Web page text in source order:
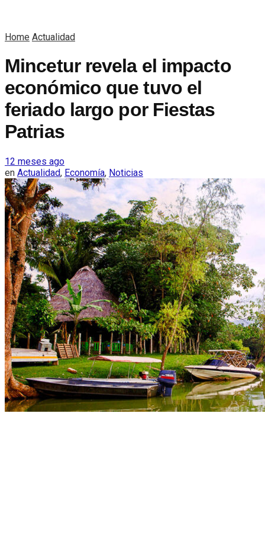
Home Actualidad
Mincetur revela el impacto
económico que tuvo el
feriado largo por Fiestas
Patrias
12 meses ago
en Actualidad, Economía, Noticias